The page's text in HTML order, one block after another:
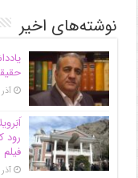
نوشته‌های اخیر
آذر ۲۹,
رود
فیلم
آذر ۲۹,